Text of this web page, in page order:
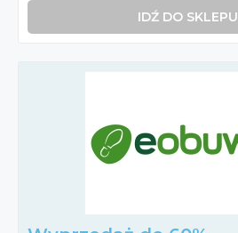
IDŹ DO SKLEPU